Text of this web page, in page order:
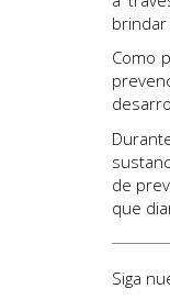
brindar
Como
de
que
Siga